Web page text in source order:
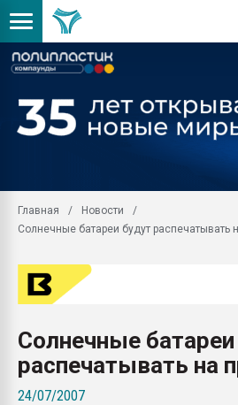
Главная
Новости
Солнечные батареи будут распечатывать
Солнечные батареи
распечатывать на
24/07/2007